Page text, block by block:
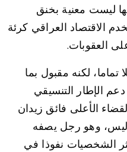
ليست معنية بخنق
الاقتصاد العراقي كرئة
العقوبات.
لكنه مقبول بما
الإطار التنسيقي
الأعلى فائق زيدان
وهو رجل يصفه
الشخصيات نفوذا في